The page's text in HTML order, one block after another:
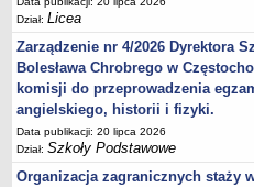
Dział:Licea
Zarządzenie nr 4/2026 Dyrektora
Bolesława Chrobrego w
komisji do przeprowadzenia
angielskiego, historii i fizyki.
Data publikacji: 20 lipca 2026
Dział:Szkoły Podstawowe
Organizacja zagranicznych staży